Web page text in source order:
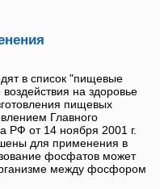
в список "пищевые
на здоровье
пищевых
Главного
РФ от 14 ноября 2001 г.
для применения в
фосфатов может
между фосфором